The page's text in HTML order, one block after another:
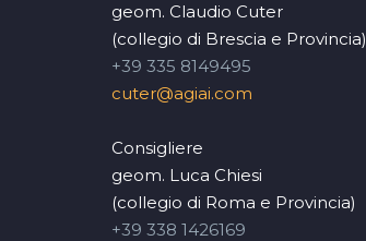
geom. Claudio Cuter
(collegio di Brescia e Provincia)
+39 335 8149495
cuter@agiai.com
Consigliere
geom. Luca Chiesi
(collegio di Roma e Provincia)
+39 338 1426169